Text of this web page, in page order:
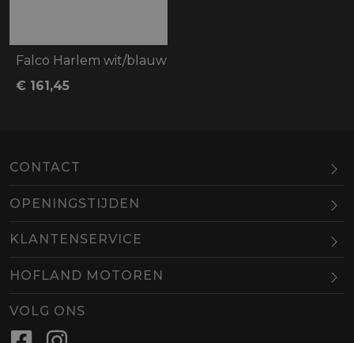
Falco Harlem wit/blauw
€ 161,45
CONTACT
BEL EMAIL
OPENINGSTIJDEN
Maandag
Dinsdag
10.00-18.00
Woensdag
Donderdag
Vrijdag
KLANTENSERVICE
HOFLAND MOTOREN
VOLG ONS